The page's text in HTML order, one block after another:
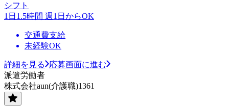
シフト
1日1.5時間 週1日からOK
交通費支給
未経験OK
詳細を見る
応募画面に進む
派遣労働者
株式会社aun(介護職)1361